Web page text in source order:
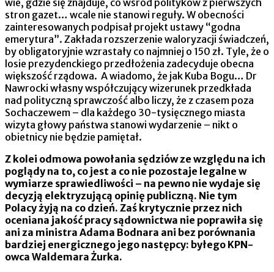
wie, gdzie się znajduje, co wśród polityków z pierwszych
stron gazet… wcale nie stanowi reguły. W obecności
zainteresowanych podpisał projekt ustawy “godna
emerytura”. Zakłada rozszerzenie waloryzacji świadczeń,
by obligatoryjnie wzrastały co najmniej o 150 zł. Tyle, że o
losie prezydenckiego przedłożenia zadecyduje obecna
większość rządowa. A wiadomo, że jak Kuba Bogu… Dr
Nawrocki własny współczujący wizerunek przedkłada
nad polityczną sprawczość albo liczy, że z czasem poza
Sochaczewem – dla każdego 30-tysięcznego miasta
wizyta głowy państwa stanowi wydarzenie – nikt o
obietnicy nie będzie pamiętał.
Z kolei odmowa powołania sędziów ze względu na ich
poglądy na to, co jest a co nie pozostaje legalne w
wymiarze sprawiedliwości – na pewno nie wydaje się
decyzją elektryzującą opinię publiczną. Nie tym
Polacy żyją na co dzień. Zaś krytycznie przez nich
oceniana jakość pracy sądownictwa nie poprawiła się
ani za ministra Adama Bodnara ani bez porównania
bardziej energicznego jego następcy: byłego KPN-
owca Waldemara Żurka.